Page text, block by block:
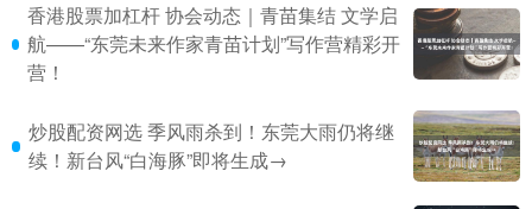
香港股票加杠杆 协会动态｜青苗集结 文学启
航——“东莞未来作家青苗计划”写作营精彩开
营！
炒股配资网选 季风雨杀到！东莞大雨仍将继
续！新台风“白海豚”即将生成→